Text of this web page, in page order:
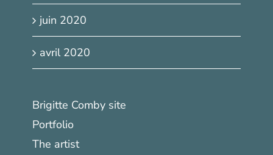
juin 2020
avril 2020
Brigitte Comby site
Portfolio
The artist